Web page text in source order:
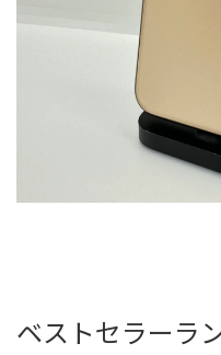
ベストセラーラ